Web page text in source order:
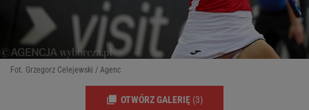
Fot. Grzegorz Celejewski / Agenc
OTWÓRZ GALERIĘ (3)